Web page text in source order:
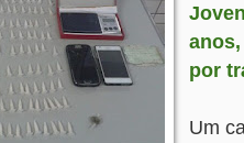
por
Um